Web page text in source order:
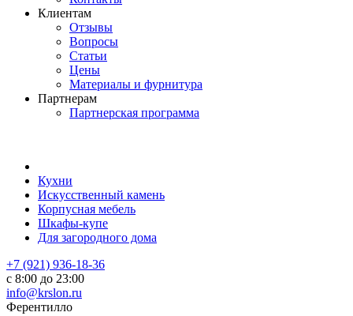
Клиентам
Отзывы
Вопросы
Статьи
Цены
Материалы и фурнитура
Партнерам
Партнерская программа
Кухни
Искусственный камень
Корпусная мебель
Шкафы-купе
Для загородного дома
+7 (921) 936-18-36
с 8:00 до 23:00
info@krslon.ru
Ферентилло